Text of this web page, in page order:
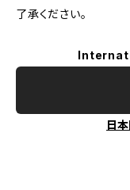
了承ください。
日